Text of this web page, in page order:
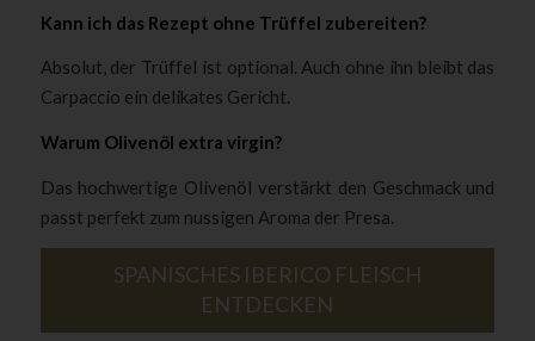
Kann ich das Rezept ohne Trüffel zubereiten?
Absolut, der Trüffel ist optional. Auch ohne ihn bleibt das
Carpaccio ein delikates Gericht.
Warum Olivenöl extra virgin?
Das hochwertige Olivenöl verstärkt den Geschmack und
passt perfekt zum nussigen Aroma der Presa.
SPANISCHES IBERICO FLEISCH
ENTDECKEN